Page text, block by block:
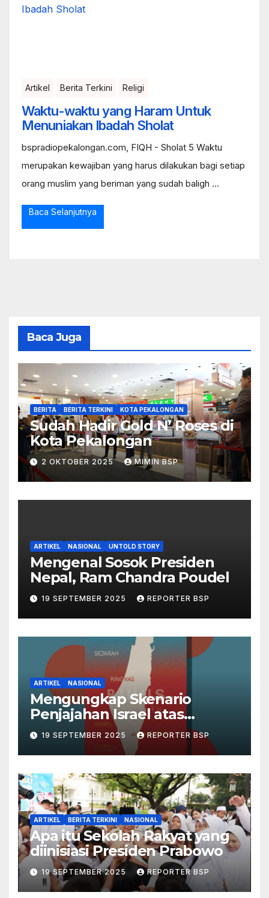
Artikel Berita Terkini Religi
Waktu-waktu yang Haram Untuk
Menuniakan Ibadah Sholat
bspradiopekalongan.com, FIQH - Sholat 5 Waktu
merupakan kewajiban yang harus dilakukan bagi setiap
orang muslim yang beriman yang sudah baligh ...
Baca Selanjutnya
Baca Juga
BERITA BERITA TERKINI KOTA PEKALONGAN
Sudah Hadir Gold N’ Roses di
Kota Pekalongan
2 OKTOBER 2025 MIMIN BSP
ARTIKEL NASIONAL UNTOLD STORY
Mengenal Sosok Presiden
Nepal, Ram Chandra Poudel
19 SEPTEMBER 2025 REPORTER BSP
ARTIKEL NASIONAL
Mengungkap Skenario
Penjajahan Israel atas
Palestina dalam Buku Ilan
Pappé
19 SEPTEMBER 2025 REPORTER BSP
ARTIKEL BERITA TERKINI NASIONAL
Apa itu Sekolah Rakyat yang
diinisiasi Presiden Prabowo
19 SEPTEMBER 2025 REPORTER BSP